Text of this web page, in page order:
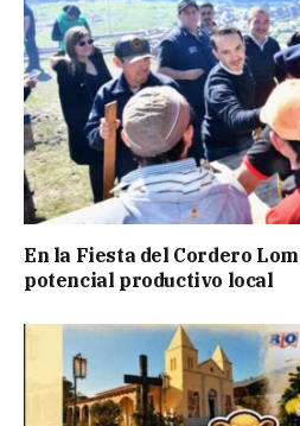
En la Fiesta del Cordero
potencial productivo local